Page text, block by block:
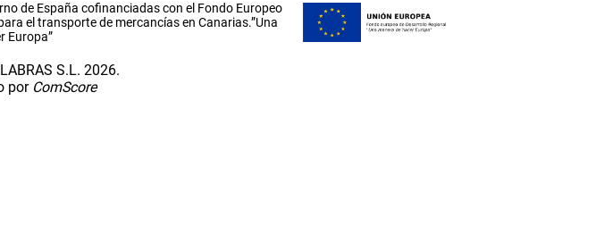
de España cofinanciadas con el Fondo Europeo
el transporte de mercancías en Canarias.”Una
Europa”
S.L. 2026.
por ComScore